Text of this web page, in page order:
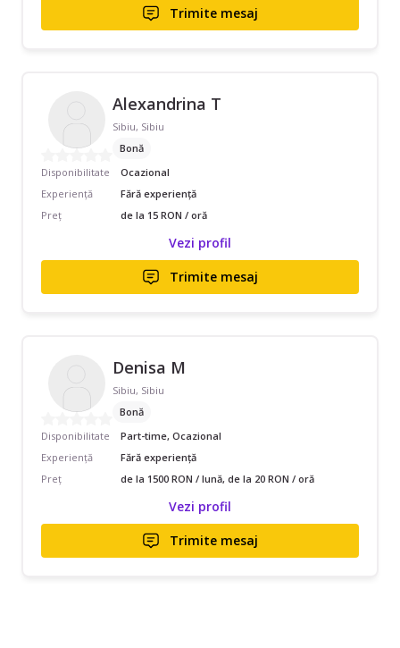
Trimite mesaj
Alexandrina T
Sibiu, Sibiu
Bonă
Disponibilitate
Ocazional
Experiență
Fără experiență
Preț
de la 15 RON / oră
Vezi profil
Trimite mesaj
Denisa M
Sibiu, Sibiu
Bonă
Disponibilitate
Part-time, Ocazional
Experiență
Fără experiență
Preț
de la 1500 RON / lună, de la 20 RON / oră
Vezi profil
Trimite mesaj